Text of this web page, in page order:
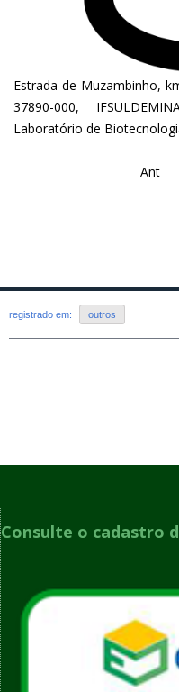
Estrada de Muzambinho,
37890-000,
Laboratório de
Ant
registrado em: outros
Consulte o cadastro